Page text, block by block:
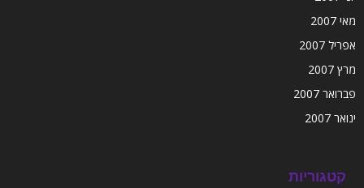
מאי 2007
אפריל 2007
מרץ 2007
פברואר 2007
ינואר 2007
קטגוריות